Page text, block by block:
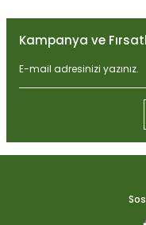
Ürün resmi kalitesiz,
Ürün açıklamasında
Ürün bilgilerinde
Ürün fiyatı diğer
Bu ürüne benzer farklı
Kampanya ve